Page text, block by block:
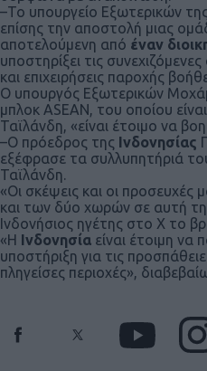
–Το υπουργείο Εξωτερικών της
επίσης την αποστολή μιας
αποτελούμενη από έναν
υποστηρίξει τις
και επιχειρήσεις παροχής
Ο υπουργός Εξωτερικών
μπλοκ ASEAN, του οποίου
Ταϊλάνδη, «είναι έτοιμο να
–Ο πρόεδρος της Ινδονησίας
εξέφρασε τα συλλυπητήριά
Ταϊλάνδη.
«Οι σκέψεις και οι προσευχές
και των δύο χωρών σε αυτή
Ινδονήσιος ηγέτης στο X το
«Η Ινδονησία είναι έτοιμη να
υποστήριξη για τις
πληγείσες περιοχές»,